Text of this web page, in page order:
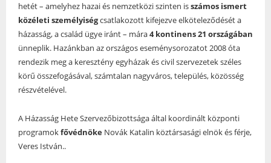
hetét – amelyhez hazai és nemzetközi szinten isszámos ismert
közéleti személyiségcsatlakozott kifejezve elköteleződését a
házasság, a család ügye iránt – mára4 kontinens 21 országában
ünneplik. Hazánkban az országos eseménysorozatot 2008 óta
rendezik meg a keresztény egyházak és civil szervezetek széles
körű összefogásával, számtalan nagyváros, település, közösség
részvételével.
A Házasság Hete Szervezőbizottsága által koordinált központi
programokfővédnöke Novák Katalin köztársasági elnök és férje,
Veres István..